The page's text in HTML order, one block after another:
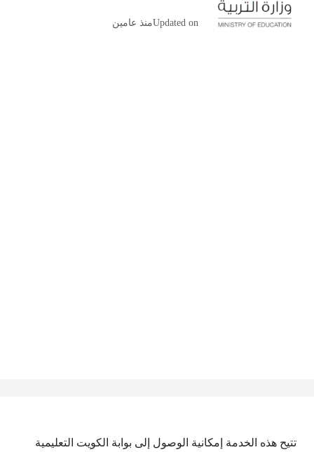
Updated onمنذ عامين
تتيح هذه الخدمة إمكانية الوصول إلى بوابة الكويت التعليمية